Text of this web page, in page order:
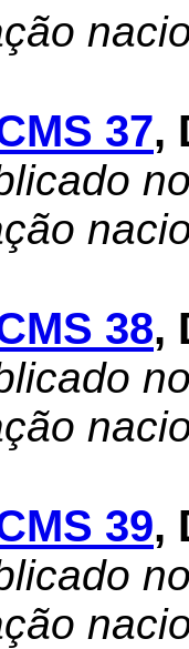
37,
38,
39,